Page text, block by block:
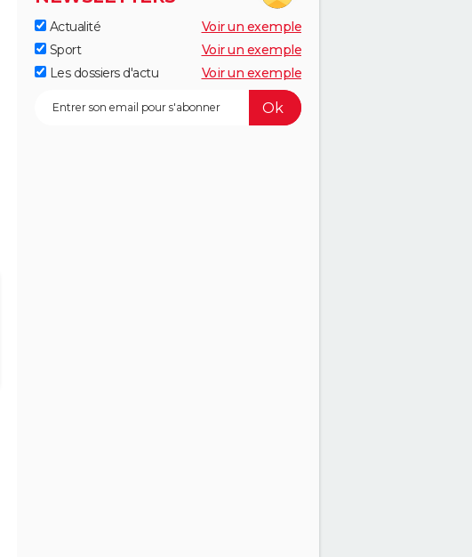
Actualité
Voir un exemple
Sport
Voir un exemple
Les dossiers d'actu
Voir un exemple